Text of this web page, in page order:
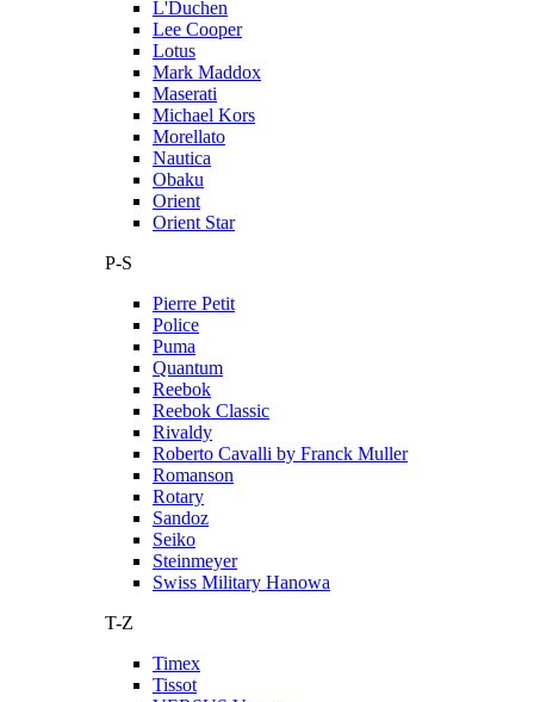
L'Duchen
Lee Cooper
Lotus
Mark Maddox
Maserati
Michael Kors
Morellato
Nautica
Obaku
Orient
Orient Star
P-S
Pierre Petit
Police
Puma
Quantum
Reebok
Reebok Classic
Rivaldy
Roberto Cavalli by Franck Muller
Romanson
Rotary
Sandoz
Seiko
Steinmeyer
Swiss Military Hanowa
T-Z
Timex
Tissot